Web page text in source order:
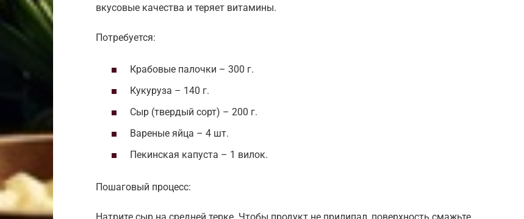
вкусовые качества и теряет витамины.
Потребуется:
Крабовые палочки – 300 г.
Кукуруза – 140 г.
Сыр (твердый сорт) – 200 г.
Вареные яйца – 4 шт.
Пекинская капуста – 1 вилок.
Пошаговый процесс: